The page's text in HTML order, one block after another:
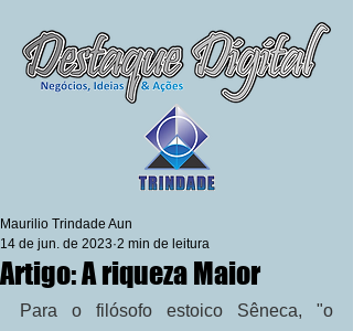
Artigo: A riqueza Maior
Maurilio Trindade Aun
14 de jun. de 2023 2 min de leitura
Para o filósofo estoico Sêneca, "o